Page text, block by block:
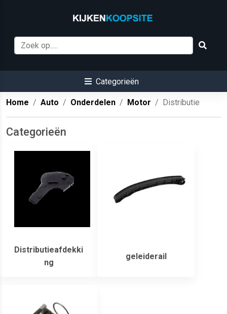
Categorieën
Home Auto Onderdelen Motor Distributie
Categorieën
Distributieafdekki
ng
geleiderail